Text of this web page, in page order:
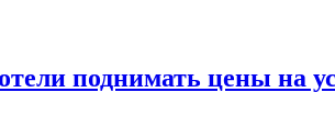
поднимать цены на